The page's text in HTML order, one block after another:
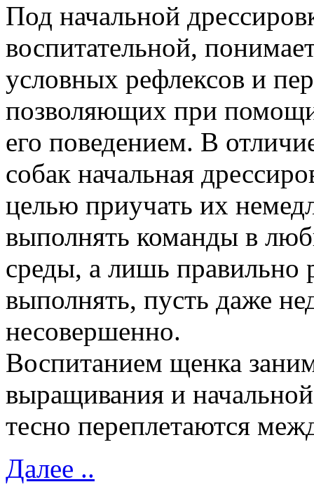
Под начальной
воспитательной,
условных рефлексов и
позволяющих при
его поведением. В
собак начальная
целью приучать их
выполнять команды в
среды, а лишь правильно
выполнять, пусть даже
несовершенно.
Воспитанием щенка
выращивания и
тесно переплетаются
Далее ..